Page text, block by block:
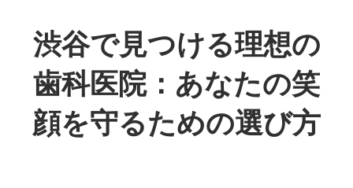
ン
テ
ン
ツ
へ
渋谷で見つける理想の
歯科医院：あなたの笑
顔を守るための選び方